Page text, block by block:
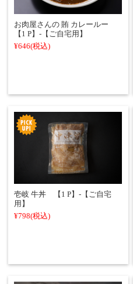
お肉屋さんの 賄 カレールー
【1 P】-【ご自宅用】
¥646(税込)
壱岐 牛丼 【1 P】-【ご自宅
用】
¥798(税込)